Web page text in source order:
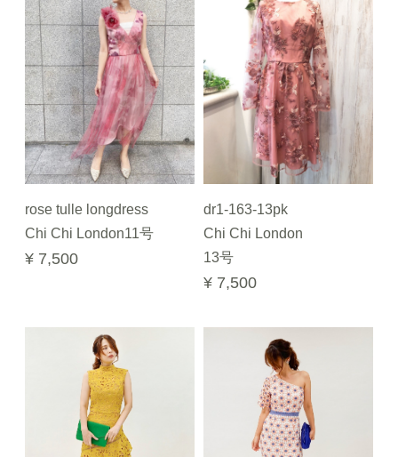
rose tulle longdress
Chi Chi London11号
¥ 7,500
dr1-163-13pk
Chi Chi London
13号
¥ 7,500